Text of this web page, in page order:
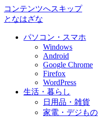
コンテンツへスキップ
となはざな
パソコン・スマホ
Windows
Android
Google Chrome
Firefox
WordPress
生活・暮らし
日用品・雑貨
家電・デジもの